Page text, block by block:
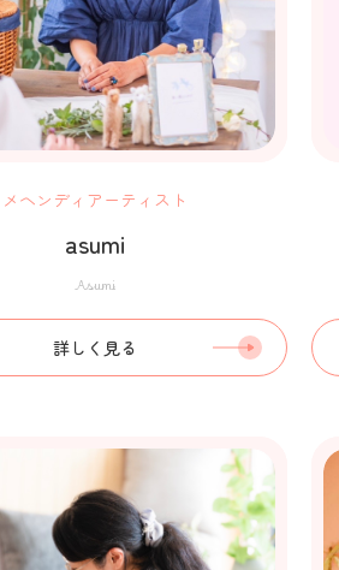
メヘンディアーティスト
asumi
Asumi
詳しく見る